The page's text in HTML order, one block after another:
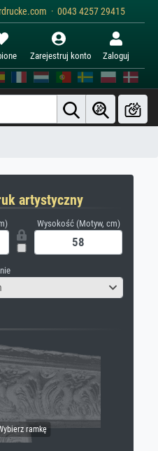
· 0043 4257 29415
Zarejestruj konto Zaloguj
artystyczny
Wysokość (Motyw, cm)